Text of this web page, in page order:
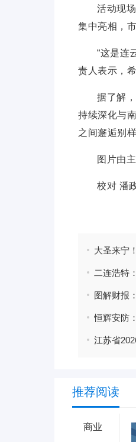
活动现
集中亮相，
“这是连
责人表示，
据了解
持续深化与
之间邂逅别
图片由
校对 潘
二连浩特
江苏省
推荐阅读
商业